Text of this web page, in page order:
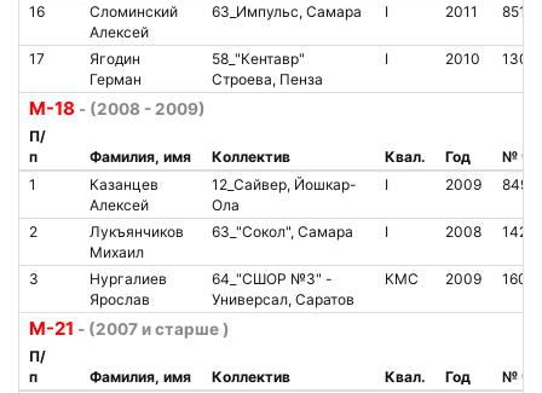
16
Сломинский
Алексей
63_Импульс, Самара I 2011
17
Ягодин
Герман
58_"Кентавр"
Строева, Пенза
I 2010
М-18 - (2008 - 2009)
П/
п
Фамилия, имя Коллектив Квал. Год
№
1
Казанцев
Алексей
12_Сайвер, Йошкар-
Ола
I 2009
2
Лукъянчиков
Михаил
63_"Сокол", Самара I 2008
3
Нургалиев
Ярослав
64_"СШОР №3" -
Универсал, Саратов
КМС 2009
М-21 - (2007 и старше )
П/
п
Фамилия, имя Коллектив Квал. Год
№